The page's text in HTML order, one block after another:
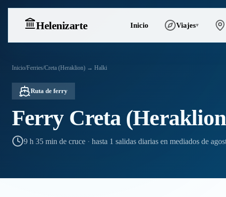
Helenizarte Inicio Viajes▾
Inicio/Ferries/Creta (Heraklion) → Halki
Ruta de ferry
Ferry Creta
9 h 35 min de cruce · hasta 1 salidas diarias en mediados de